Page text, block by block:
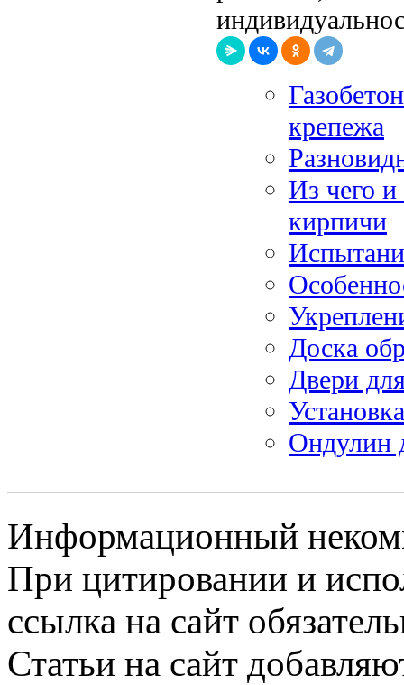
крепежа
Из чего
кирпичи
Доска
Двери
Ондулин
Информационный
При цитировании и
ссылка на сайт
Статьи на сайт